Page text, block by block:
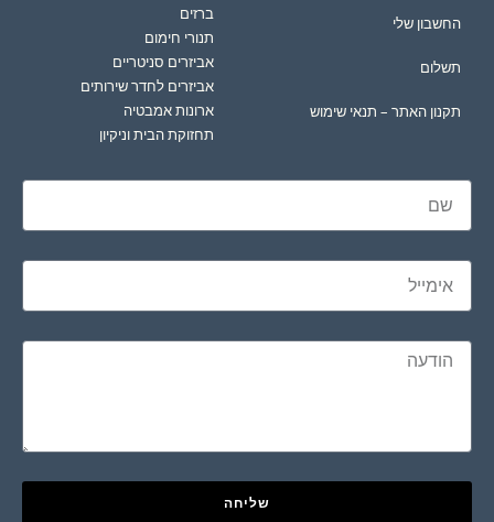
החשבון שלי
תשלום
תקנון האתר – תנאי שימוש
ברזים
תנורי חימום
אביזרים סניטריים
אביזרים לחדר שירותים
ארונות אמבטיה
תחזוקת הבית וניקיון
שליחה